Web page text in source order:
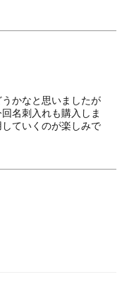
かなと思いましたが
名刺入れも購入しま
ていくのが楽しみで